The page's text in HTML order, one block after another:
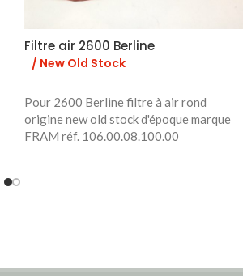
Filtre air 2600 Berline
/ New Old Stock
Pour 2600 Berline filtre à air rond
origine new old stock d'époque marque
FRAM réf. 106.00.08.100.00